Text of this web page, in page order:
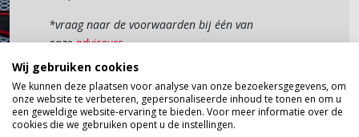
*vraag naar de voorwaarden bij één van
onzeadviseurs
Contactgegevens
Wij gebruiken cookies
We kunnen deze plaatsen voor analyse van onze bezoekersgegevens, om
onze website te verbeteren, gepersonaliseerde inhoud te tonen en om u
een geweldige website-ervaring te bieden. Voor meer informatie over de
cookies die we gebruiken opent u de instellingen.